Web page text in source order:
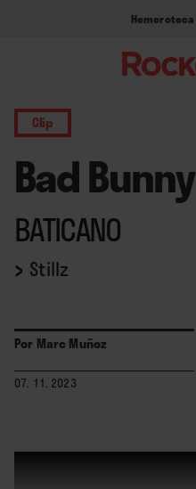
Hemeroteca
Clip
Bad Bunny
BATICANO
› Stillz
Por Marc Muñoz
07. 11. 2023